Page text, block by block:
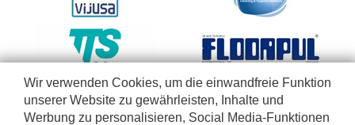
Wir verwenden Cookies, um die einwandfreie Funktion
unserer Website zu gewährleisten, Inhalte und
Werbung zu personalisieren, Social Media-Funktionen